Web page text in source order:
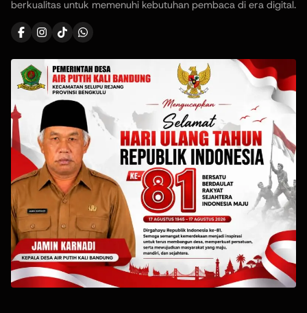
berkualitas untuk memenuhi kebutuhan pembaca di era digital.